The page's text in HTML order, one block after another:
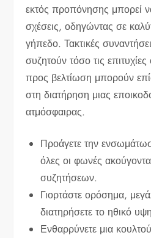
εκτός προπόνησης μπορεί
σχέσεις, οδηγώντας σε
γήπεδο. Τακτικές
συζητούν τόσο τις
προς βελτίωση μπορούν
στη διατήρηση μιας
ατμόσφαιρας.
Προάγετε την
όλες οι φωνές
συζητήσεων.
Γιορτάστε ορόσημα,
διατηρήσετε το ηθικό
Ενθαρρύνετε μια